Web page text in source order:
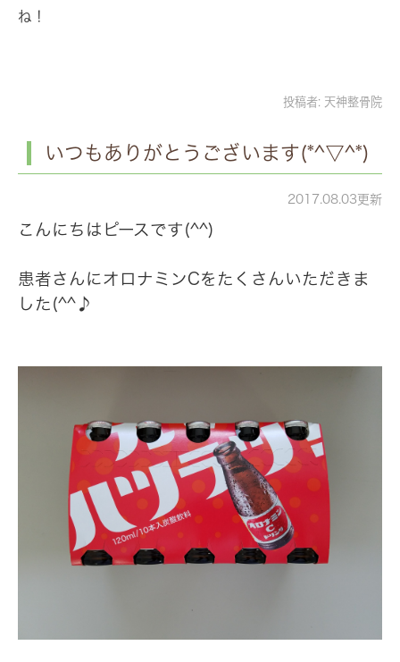
ね！
投稿者: 天神整骨院
いつもありがとうございます(*^▽^*)
2017.08.03更新
こんにちはピースです(^^)
患者さんにオロナミンCをたくさんいただきま
した(^^♪